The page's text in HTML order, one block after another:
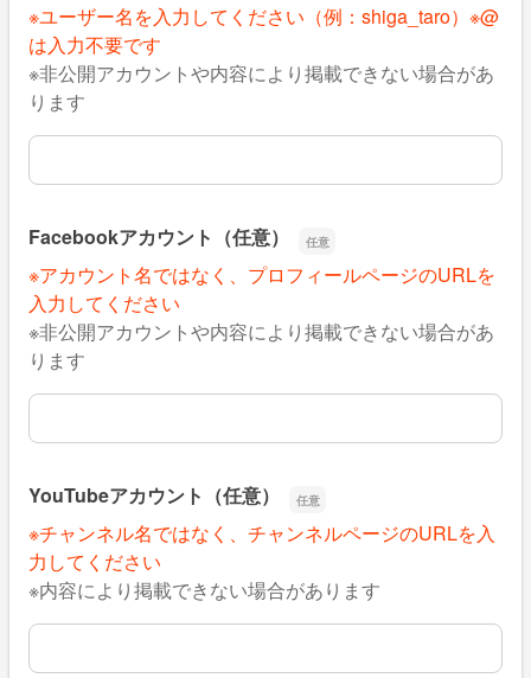
※ユーザー名を入力してください（例：shiga_taro）※@
は入力不要です
※非公開アカウントや内容により掲載できない場合があ
ります
TikTokアカウント（任意）
Facebookアカウント（任意）
※アカウント名ではなく、プロフィールページのURLを
入力してください
※非公開アカウントや内容により掲載できない場合があ
ります
Facebookアカウント（任意）
YouTubeアカウント（任意）
※チャンネル名ではなく、チャンネルページのURLを入
力してください
※内容により掲載できない場合があります
YouTubeアカウント（任意）